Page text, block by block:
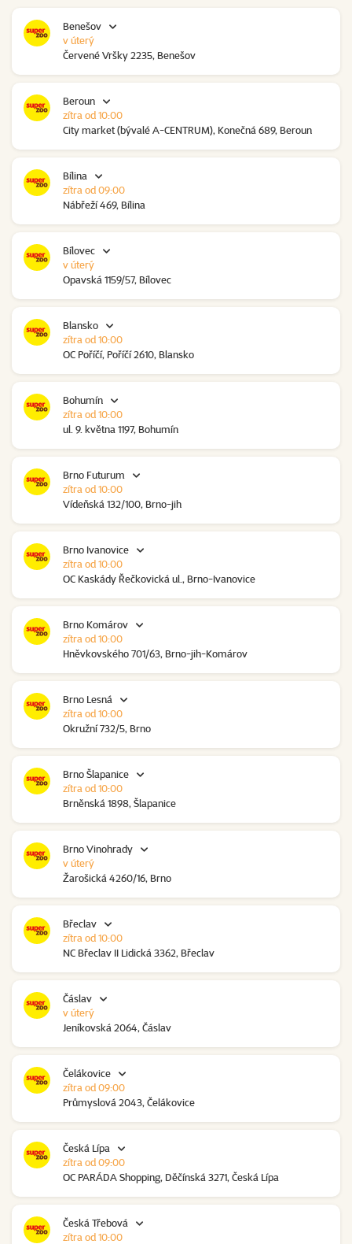
Benešov
Červené Vršky 2235, Benešov
v úterý
Beroun
City market (bývalé A-CENTRUM), Konečná 689, Beroun
zítra od 10:00
Bílina
Nábřeží 469, Bílina
zítra od 09:00
Bílovec
Opavská 1159/57, Bílovec
v úterý
Blansko
OC Poříčí, Poříčí 2610, Blansko
zítra od 10:00
Bohumín
ul. 9. května 1197, Bohumín
zítra od 10:00
Brno Futurum
Vídeňská 132/100, Brno-jih
zítra od 10:00
Brno Ivanovice
OC Kaskády Řečkovická ul., Brno-Ivanovice
zítra od 10:00
Brno Komárov
Hněvkovského 701/63, Brno-jih-Komárov
zítra od 10:00
Brno Lesná
Okružní 732/5, Brno
zítra od 10:00
Brno Šlapanice
Brněnská 1898, Šlapanice
zítra od 10:00
Brno Vinohrady
Žarošická 4260/16, Brno
v úterý
Břeclav
NC Břeclav II Lidická 3362, Břeclav
zítra od 10:00
Čáslav
Jeníkovská 2064, Čáslav
v úterý
Čelákovice
Průmyslová 2043, Čelákovice
zítra od 09:00
Česká Lípa
OC PARÁDA Shopping, Děčínská 3271, Česká Lípa
zítra od 09:00
Česká Třebová
zítra od 10:00